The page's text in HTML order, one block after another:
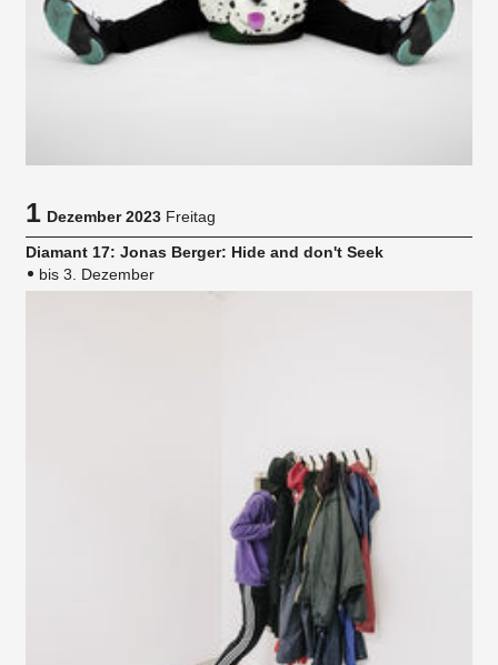
1Dezember 2023 Freitag
Diamant 17: Jonas Berger: Hide and don't Seek
bis 3. Dezember